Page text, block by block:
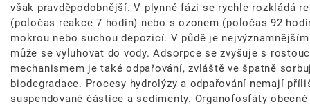
však pravděpodobnější. V plynné fázi se rychle rozkládá
(poločas reakce 7 hodin) nebo s ozonem (poločas 92
mokrou nebo suchou depozicí. V půdě je
může se vyluhovat do vody. Adsorpce se zvyšuje s
mechanismem je také odpařování, zvláště ve špatně
biodegradace. Procesy hydrolýzy a odpařování nemají
suspendované částice a sedimenty. Organofosfáty